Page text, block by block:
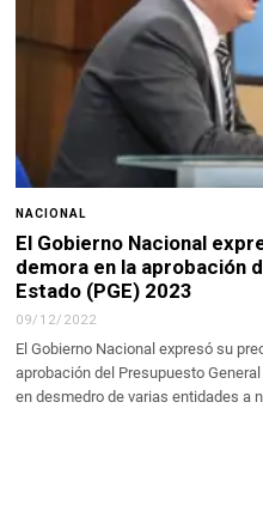
NACIONAL
El Gobierno Nacional
demora en la aprobación
Estado (PGE) 2023
09/12/2022
El Gobierno Nacional expresó su
aprobación del Presupuesto
en desmedro de varias entidades a